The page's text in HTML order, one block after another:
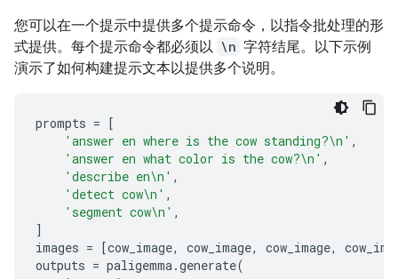
您可以在一个提示中提供多个提示命令，以指令批处理的形
式提供。每个提示命令都必须以 \n 字符结尾。以下示例
演示了如何构建提示文本以提供多个说明。
prompts = [
'answer en where is the cow standing?\n ' ,
'answer en what color is the cow?\n ' ,
'describe en\n ' ,
'detect cow\n ' ,
'segment cow\n ' ,
]
images = [cow_image, cow_image, cow_image,
outputs = paligemma.generate(